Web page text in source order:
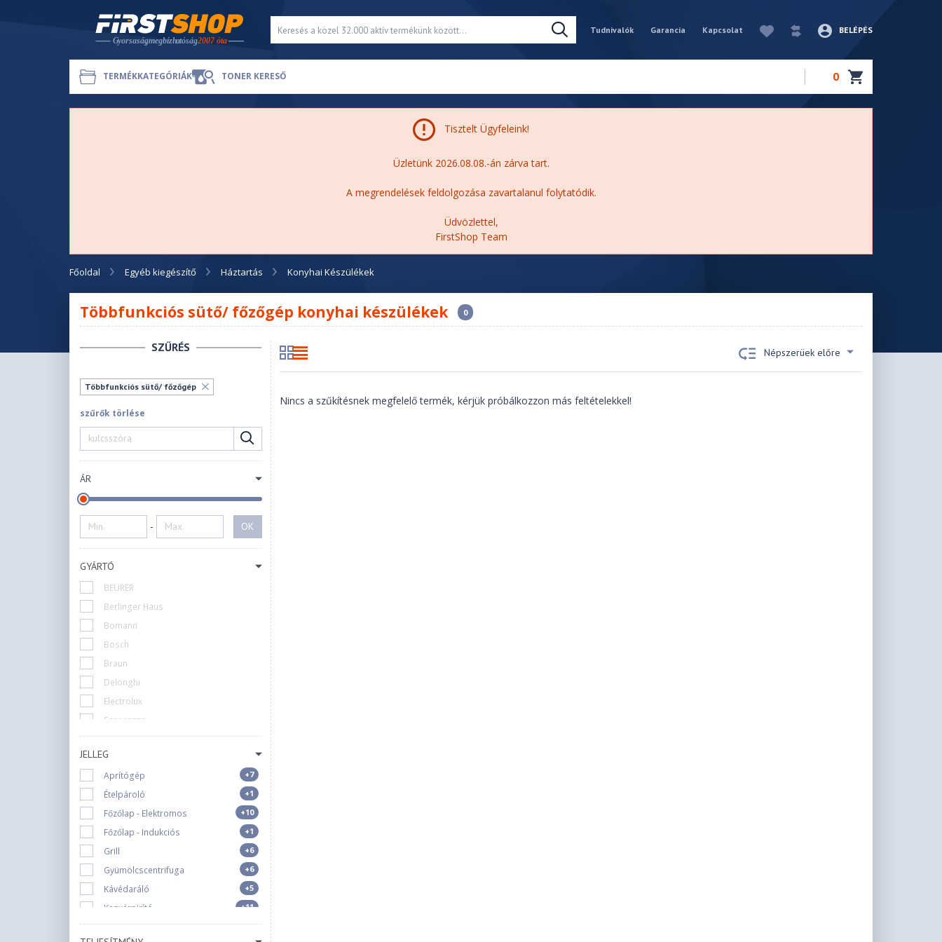
Tudnivalók Garancia Kapcsolat BELÉPÉS
TERMÉKKATEGÓRIÁK TONER KERESŐ 0
Tisztelt Ügyfeleink!
Üzletünk 2026.08.08.-án zárva tart.
A megrendelések feldolgozása zavartalanul folytatódik.
Üdvözlettel,
FirstShop Team
Főoldal Egyéb kiegészítő Háztartás Konyhai Készülékek
Többfunkciós sütő/ főzőgép konyhai készülékek 0
SZŰRÉS
Többfunkciós sütő/ főzőgép
szűrők törlése
ÁR
- OK
GYÁRTÓ
BEURER
Berlinger Haus
Bomann
Bosch
Braun
Delonghi
Electrolux
Esperanza
Gorenje
Hausberg
Hisense
Huslog
Kenwood
Krups
Lamart
Momert
Ninja
Panasonic
Philips
JELLEG
Aprítógép +7
Ételpároló +1
Főzőlap - Elektromos +10
Főzőlap - Indukciós +1
Grill +6
Gyümölcscentrifuga +6
Kávédaráló +5
Kenyérpirító +11
Konyhamérleg +14
Népszerüek előre
Nincs a szűkítésnek megfelelő termék, kérjük próbálkozzon más feltételekkel!